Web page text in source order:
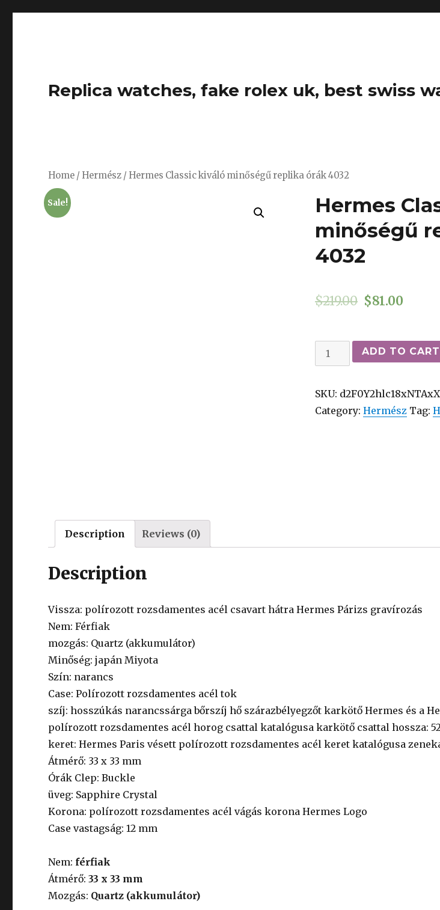
Replica watches, fake rolex uk, best swiss
Home / Hermész / Hermes Classic kiváló minőségű replika órák 4032
Sale!
Hermes
minőségű
4032
$219.00 $81.00
Hermes
Classic
minőségű
replika
ADD TO CART
SKU:
Category:Hermész Tag:
Description Reviews (0)
Description
Vissza: polírozott rozsdamentes acél csavart hátra Hermes Párizs gravírozás
Nem: Férfiak
mozgás: Quartz (akkumulátor)
Minőség: japán Miyota
Szín: narancs
Case: Polírozott rozsdamentes acél tok
szíj: hosszúkás narancssárga bőrszíj hő szárazbélyegzőt karkötő Hermes és a
polírozott rozsdamentes acél horog csattal katalógusa karkötő csattal hossza:
keret: Hermes Paris vésett polírozott rozsdamentes acél keret katalógusa
Átmérő: 33 x 33 mm
Órák Clep: Buckle
üveg: Sapphire Crystal
Korona: polírozott rozsdamentes acél vágás korona Hermes Logo
Case vastagság: 12 mm
Nem: férfiak
Átmérő:33 x 33 mm
Mozgás: Quartz (akkumulátor)